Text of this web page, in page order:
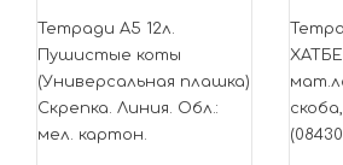
Тетради А5 12л.
Пушистые коты
(Универсальная плашка)
Скрепка. Линия. Обл.:
мел. картон.